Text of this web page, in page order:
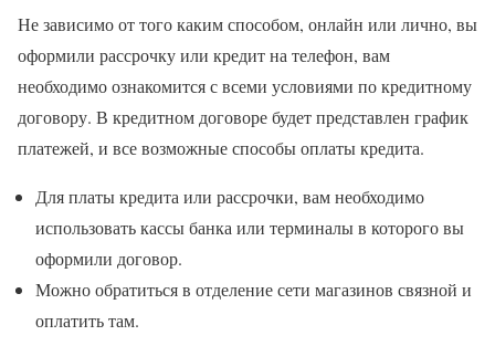
Не зависимо от того каким способом, онлайн или лично, вы
оформили рассрочку или кредит на телефон, вам
необходимо ознакомится с всеми условиями по кредитному
договору. В кредитном договоре будет представлен график
платежей, и все возможные способы оплаты кредита.
Для платы кредита или рассрочки, вам необходимо
использовать кассы банка или терминалы в которого вы
оформили договор.
Можно обратиться в отделение сети магазинов связной и
оплатить там.